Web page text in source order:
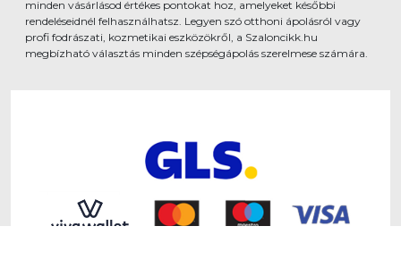
minden vásárlásod értékes pontokat hoz, amelyeket későbbi
rendeléseidnél felhasználhatsz. Legyen szó otthoni ápolásról vagy
profi fodrászati, kozmetikai eszközökről, a Szaloncikk.hu
megbízható választás minden szépségápolás szerelmese számára.